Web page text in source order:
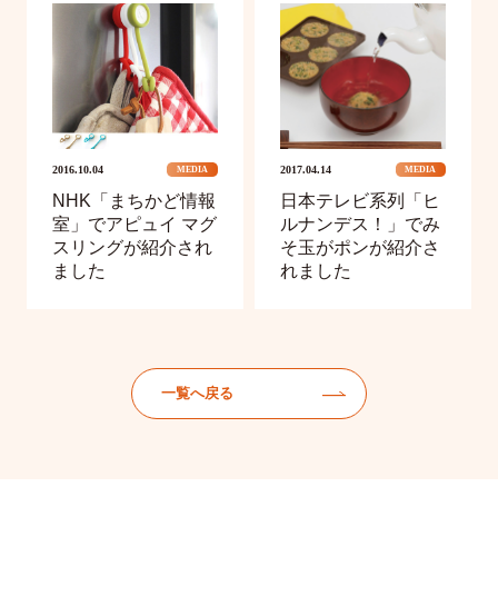
2016.10.04 MEDIA
NHK「まちかど情報
室」でアピュイ マグ
スリングが紹介され
ました
2017.04.14 MEDIA
日本テレビ系列「ヒ
ルナンデス！」でみ
そ玉がポンが紹介さ
れました
一覧へ戻る